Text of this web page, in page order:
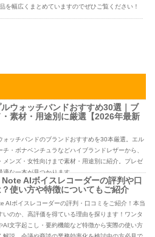
を幅広くまとめていますのでぜひご覧ください！
ウォッチバンドおすすめ30選｜ブ
素材・用途別に厳選【2026年最新
ォッチバンドのブランドおすすめを30本厳選。エル
チ・ボナベンチュラなどハイブランドレザーから、
メンズ・女性向けまで素材・用途別に紹介。プレゼ
適な一本が見つかります。
AIボイスレコーダーの評判や口
？使い方や特徴についてもご紹介
AIボイスレコーダーの評判・口コミをご紹介！本当
いのか、高評価を得ている理由を探ります！ワンタ
AI文字起こし・要約機能など特徴から実際の使い方